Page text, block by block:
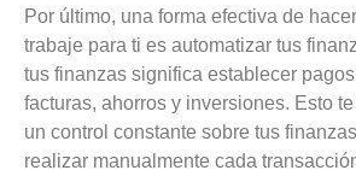
Por último, una forma efectiva de
trabaje para ti es automatizar tus
tus finanzas significa establecer
facturas, ahorros y inversiones. Esto
un control constante sobre tus
realizar manualmente cada